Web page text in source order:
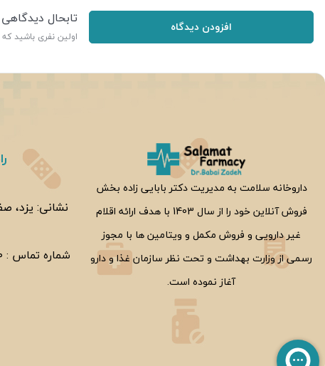
افزودن دیدگاه تابحال
اولین نفری باشید
داروخانه سلامت به مدیریت دکتر بابایی زاده بخش
فروش آنلاین خود را از سال 1403 با هدف ارائه اقلام
غیر دارویی و فروش مکمل و ویتامین ها با مجوز
رسمی از وزارت بهداشت و تحت نظر سازمان غذا و دارو
آغاز نموده است.
نشانی: یزد،
شماره تماس :